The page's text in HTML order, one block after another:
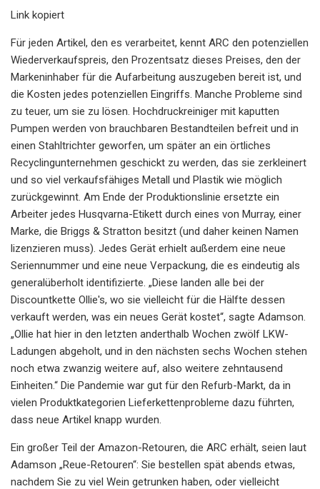
Link kopiert
Für jeden Artikel, den es verarbeitet, kennt ARC den potenziellen
Wiederverkaufspreis, den Prozentsatz dieses Preises, den der
Markeninhaber für die Aufarbeitung auszugeben bereit ist, und
die Kosten jedes potenziellen Eingriffs. Manche Probleme sind
zu teuer, um sie zu lösen. Hochdruckreiniger mit kaputten
Pumpen werden von brauchbaren Bestandteilen befreit und in
einen Stahltrichter geworfen, um später an ein örtliches
Recyclingunternehmen geschickt zu werden, das sie zerkleinert
und so viel verkaufsfähiges Metall und Plastik wie möglich
zurückgewinnt. Am Ende der Produktionslinie ersetzte ein
Arbeiter jedes Husqvarna-Etikett durch eines von Murray, einer
Marke, die Briggs & Stratton besitzt (und daher keinen Namen
lizenzieren muss). Jedes Gerät erhielt außerdem eine neue
Seriennummer und eine neue Verpackung, die es eindeutig als
generalüberholt identifizierte. „Diese landen alle bei der
Discountkette Ollie's, wo sie vielleicht für die Hälfte dessen
verkauft werden, was ein neues Gerät kostet“, sagte Adamson.
„Ollie hat hier in den letzten anderthalb Wochen zwölf LKW-
Ladungen abgeholt, und in den nächsten sechs Wochen stehen
noch etwa zwanzig weitere auf, also weitere zehntausend
Einheiten.“ Die Pandemie war gut für den Refurb-Markt, da in
vielen Produktkategorien Lieferkettenprobleme dazu führten,
dass neue Artikel knapp wurden.
Ein großer Teil der Amazon-Retouren, die ARC erhält, seien laut
Adamson „Reue-Retouren“: Sie bestellen spät abends etwas,
nachdem Sie zu viel Wein getrunken haben, oder vielleicht